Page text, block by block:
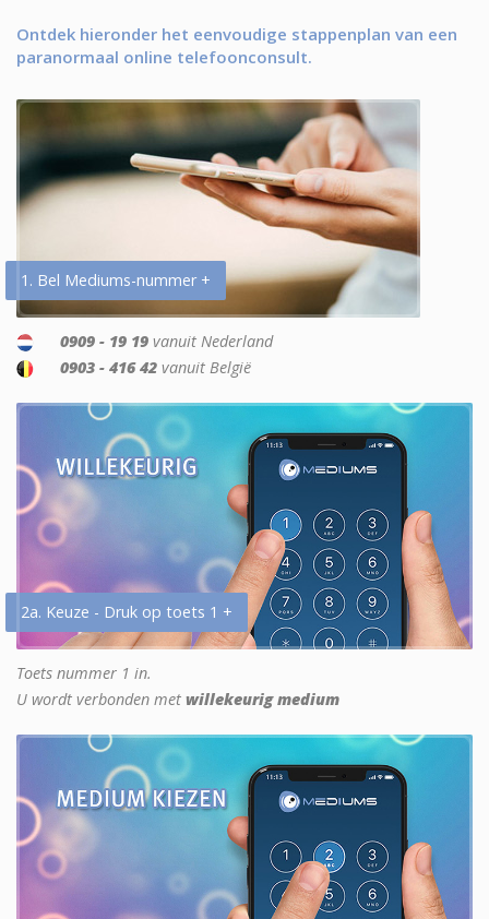
Ontdek hieronder het eenvoudige stappenplan van een
paranormaal online telefoonconsult.
1. Bel Mediums-nummer +
0909 - 19 19 vanuit Nederland
0903 - 416 42 vanuit België
2a. Keuze - Druk op toets 1 +
Toets nummer 1 in.
U wordt verbonden met willekeurig medium